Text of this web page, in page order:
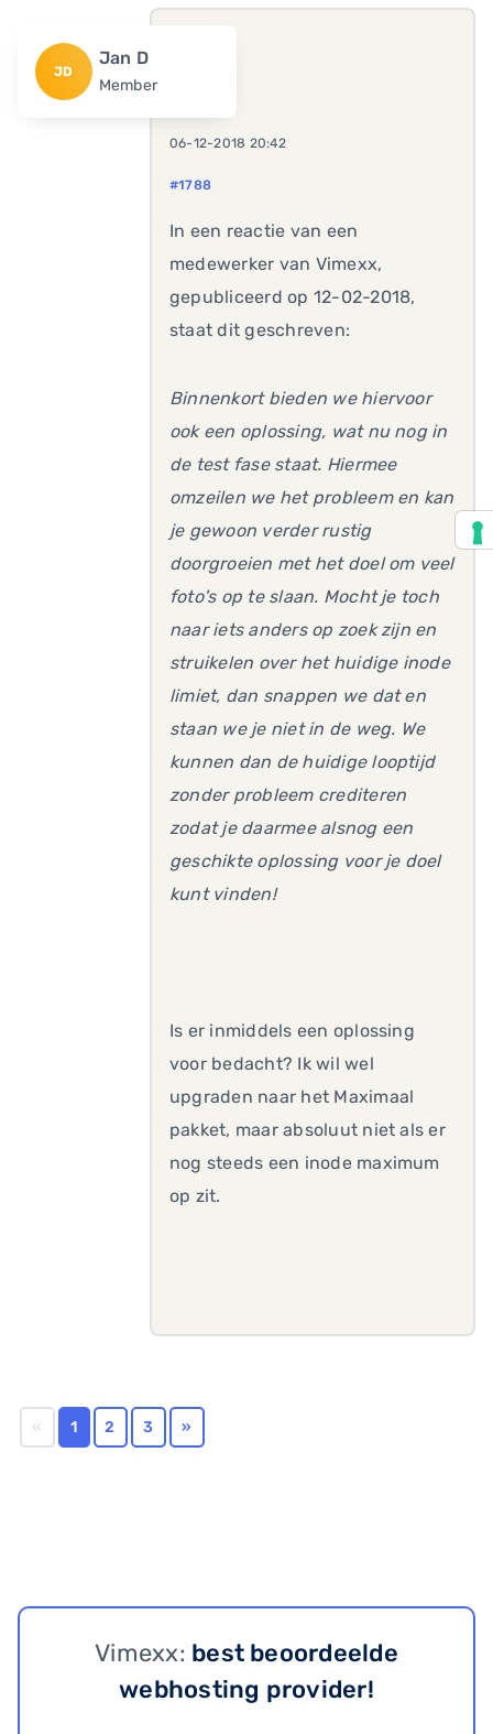
JD
Jan D
Member
06-12-2018 20:42
#1788
In een reactie van een
medewerker van Vimexx,
gepubliceerd op 12-02-2018,
staat dit geschreven:
Binnenkort bieden we hiervoor
ook een oplossing, wat nu nog in
de test fase staat. Hiermee
omzeilen we het probleem en kan
je gewoon verder rustig
doorgroeien met het doel om veel
foto's op te slaan. Mocht je toch
naar iets anders op zoek zijn en
struikelen over het huidige inode
limiet, dan snappen we dat en
staan we je niet in de weg. We
kunnen dan de huidige looptijd
zonder probleem crediteren
zodat je daarmee alsnog een
geschikte oplossing voor je doel
kunt vinden!
Is er inmiddels een oplossing
voor bedacht? Ik wil wel
upgraden naar het Maximaal
pakket, maar absoluut niet als er
nog steeds een inode maximum
op zit.
« 1 2 3 »
Vimexx: best beoordeelde
webhosting provider!